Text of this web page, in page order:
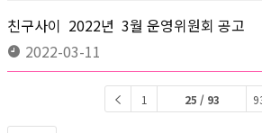
친구사이 2022년 3월 운영위원회 공고
2022-03-11
1 25 / 93